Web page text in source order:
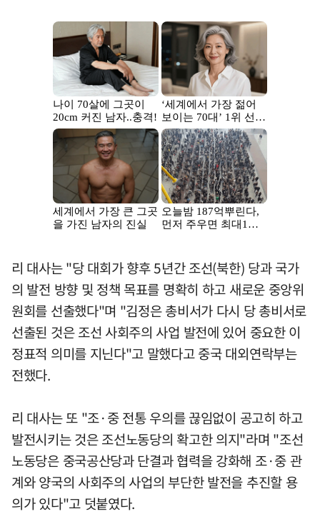
리 대사는 "당 대회가 향후 5년간 조선(북한) 당과 국가
의 발전 방향 및 정책 목표를 명확히 하고 새로운 중앙위
원회를 선출했다"며 "김정은 총비서가 다시 당 총비서로
선출된 것은 조선 사회주의 사업 발전에 있어 중요한 이
정표적 의미를 지닌다"고 말했다고 중국 대외연락부는
전했다.
리 대사는 또 "조·중 전통 우의를 끊임없이 공고히 하고
발전시키는 것은 조선노동당의 확고한 의지"라며 "조선
노동당은 중국공산당과 단결과 협력을 강화해 조·중 관
계와 양국의 사회주의 사업의 부단한 발전을 추진할 용
의가 있다"고 덧붙였다.